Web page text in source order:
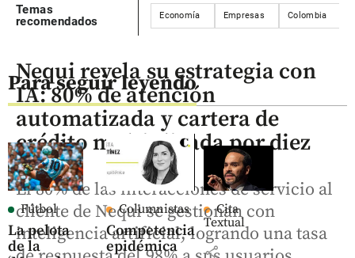
Temas
recomendados
Economía Empresas Colombia
Para seguir leyendo
Fútbol
La pelota
de la
Columnistas
Competencia
epidémica
Cita
Textual
share
Nequi revela su estrategia con
IA: 80% de atención
automatizada y cartera de
crédito multiplicada por diez
El 80% de las interacciones de servicio al
cliente de Nequi se gestionan con
inteligencia artificial, logrando una tasa